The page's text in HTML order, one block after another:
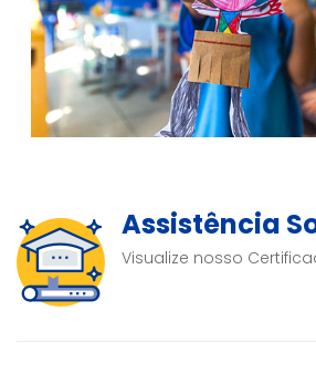
Assistência
Visualize nosso